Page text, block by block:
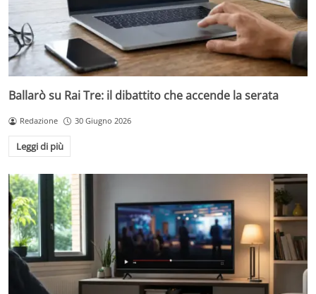
Ballarò su Rai Tre: il dibattito che accende la serata
Redazione 30 Giugno 2026
Leggi di più